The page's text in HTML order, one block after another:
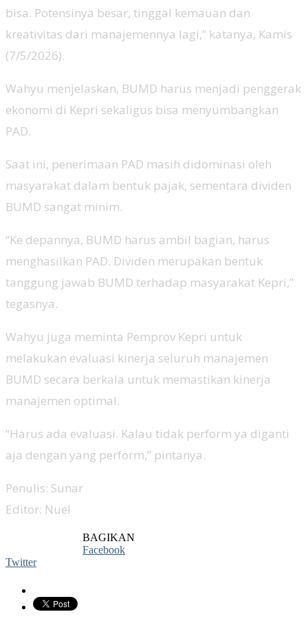
bisa. Potensinya besar, tinggal kemauan dan
kreativitas dari manajemennya lagi,” katanya, Kamis
(7/5/2026).
Wahyu menjelaskan, BUMD harus menjadi penggerak
ekonomi di Kepri sekaligus bisa menyumbangkan
PAD.
Saat ini, penerimaan PAD masih didominasi oleh
masyarakat dalam bentuk pajak, sementara dividen
BUMD sangat minim.
“Ke depannya, BUMD harus ambil bagian, harus
menghasilkan PAD. Dividen merupakan bentuk
tanggung jawab BUMD terhadap masyarakat Kepri,”
tegasnya.
Wahyu juga meminta Pemprov Kepri untuk
melakukan evaluasi kinerja seluruh manajemen
BUMD secara berkala untuk memastikan kinerja
manajemen optimal.
“Harus ada evaluasi. Kalau tidak perform ya diganti
aja dengan yang perform,” pintanya.
Penulis: Sunar
Editor: Nuel
BAGIKAN
Facebook
Twitter